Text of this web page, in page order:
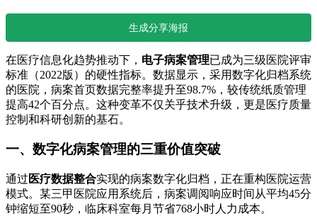
生成分享海报
在医疗信息化趋势推动下， 电子病案管理已成为三级医院评审
标准（2022版）的硬性指标。数据显示，采用数字化归档系统
的医院，病案首页数据完整率提升至98.7%，较传统纸质管理
提高42个百分点。这种变革不仅关乎技术升级，更是医疗质量
控制和科研创新的基石。
一、数字化病案管理的三重价值突破
通过 医疗数据整合实现的病案数字化归档，正在重构医院运营
模式。某三甲医院应用系统后，病案调阅响应时间从平均45分
钟缩短至90秒，临床科室每月节省768小时人力成本。